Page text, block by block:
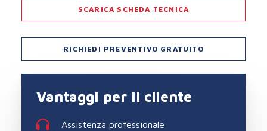
SCARICA SCHEDA TECNICA
RICHIEDI PREVENTIVO GRATUITO
Vantaggi per il cliente
Assistenza professionale